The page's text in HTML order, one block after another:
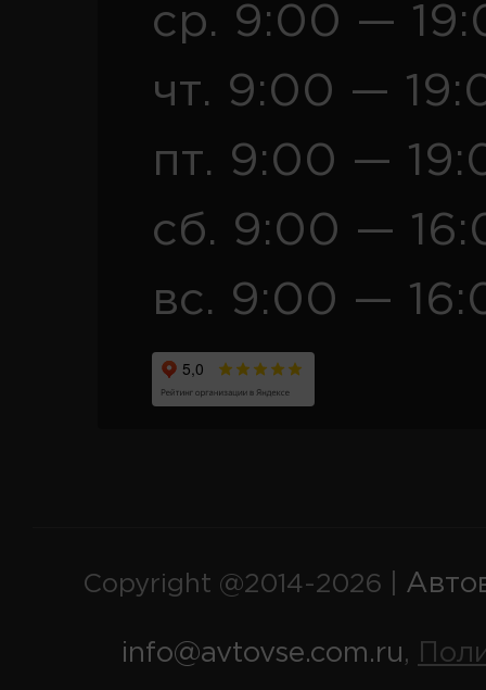
ср. 9:00 —
чт. 9:00 —
пт. 9:00 —
сб. 9:00 —
вс. 9:00 —
Copyright @2014-2026 |
info@avtovse.com.ru,